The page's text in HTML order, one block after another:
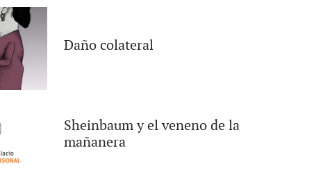
Daño colateral
Sheinbaum y el veneno de la
mañanera